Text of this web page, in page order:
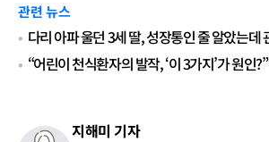
관련 뉴스
다리 아파 울던 3세 딸, 성장통인 줄 알았는데
“어린이 천식환자의 발작, ‘이 3가지’가 원인?”
지해미 기자